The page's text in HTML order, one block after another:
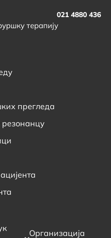
Организација
021 4880 436
терапију
прегледа